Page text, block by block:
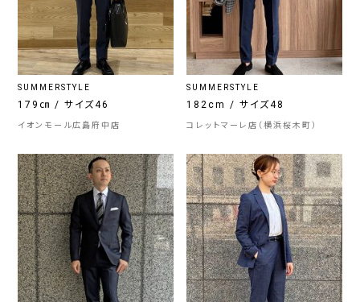
SUMMERSTYLE
179㎝ / サイズ46
イオンモール広島府中店
SUMMERSTYLE
182cm / サイズ48
コレットマーレ店（横浜桜木町）